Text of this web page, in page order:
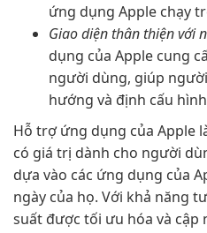
ứng dụng Apple chạy
Giao diện thân thiện với
dụng của Apple cung
người dùng, giúp
hướng và định cấu
Hỗ trợ ứng dụng của Apple
có giá trị dành cho người
dựa vào các ứng dụng của
ngày của họ. Với khả năng
suất được tối ưu hóa và cập